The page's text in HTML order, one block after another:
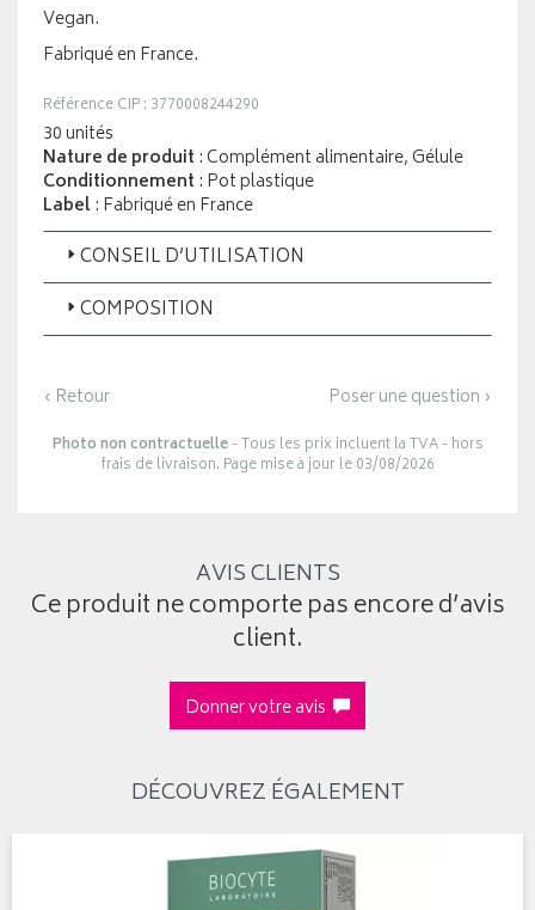
Vegan.
Fabriqué en France.
Référence CIP : 3770008244290
30 unités
Nature de produit : Complément alimentaire, Gélule
Conditionnement : Pot plastique
Label: Fabriqué en France
CONSEIL D’UTILISATION
COMPOSITION
‹ Retour Poser une question ›
Photo non contractuelle- Tous les prix incluent la TVA - hors
frais de livraison. Page mise à jour le 03/08/2026
AVIS CLIENTS
Ce produit ne comporte pas encore d’avis
client.
Donner votre avis
DÉCOUVREZ ÉGALEMENT